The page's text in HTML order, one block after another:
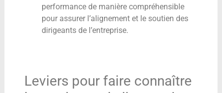
performance de manière compréhensible
pour assurer l’alignement et le soutien des
dirigeants de l’entreprise.
Leviers pour faire connaître